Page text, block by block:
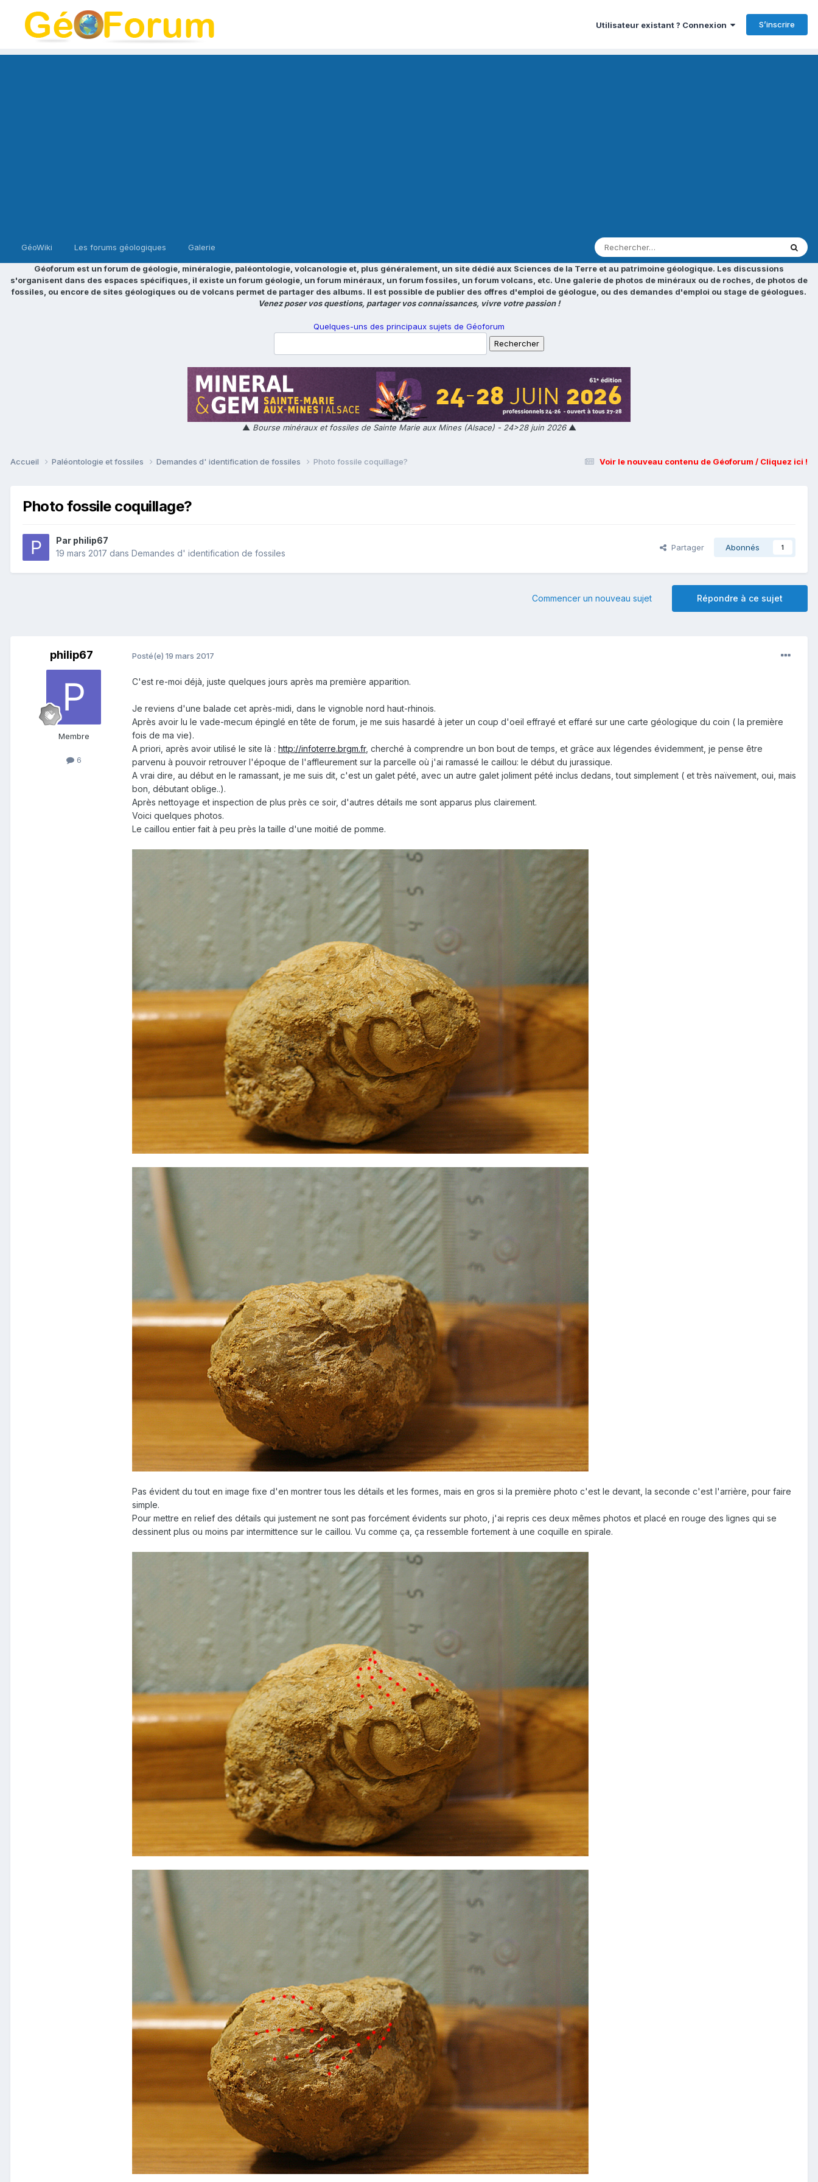
Utilisateur existant ? Connexion S’inscrire
GéoWiki Les forums géologiques Galerie
Géoforum est un forum de géologie, minéralogie, paléontologie, volcanologie et, plus généralement, un site dédié aux Sciences de la Terre et au patrimoine géologique. Les discussions
s'organisent dans des espaces spécifiques, il existe un forum géologie, un forum minéraux, un forum fossiles, un forum volcans, etc. Une galerie de photos de minéraux ou de roches, de photos de
fossiles, ou encore de sites géologiques ou de volcans permet de partager des albums. Il est possible de publier des offres d'emploi de géologue, ou des demandes d'emploi ou stage de géologues.
Venez poser vos questions, partager vos connaissances, vivre votre passion !
Quelques-uns des principaux sujets de Géoforum
▲ Bourse minéraux et fossiles de Sainte Marie aux Mines (Alsace) - 24>28 juin 2026▲
Voir le nouveau contenu de Géoforum / Cliquez ici !
Accueil Paléontologie et fossiles Demandes d' identification de fossiles Photo fossile coquillage?
Photo fossile coquillage?
Par philip67
19 mars 2017 dans Demandes d' identification de fossiles
Partager Abonnés 1
Répondre à ce sujet
Commencer un nouveau sujet
philip67
Membre
6
Posté(e) 19 mars 2017
C'est re-moi déjà, juste quelques jours après ma première apparition.
Je reviens d'une balade cet après-midi, dans le vignoble nord haut-rhinois.
Après avoir lu le vade-mecum épinglé en tête de forum, je me suis hasardé à jeter un coup d'oeil effrayé et effaré sur une carte géologique du coin ( la première
fois de ma vie).
A priori, après avoir utilisé le site là : http://infoterre.brgm.fr, cherché à comprendre un bon bout de temps, et grâce aux légendes évidemment, je pense être
parvenu à pouvoir retrouver l'époque de l'affleurement sur la parcelle où j'ai ramassé le caillou: le début du jurassique.
A vrai dire, au début en le ramassant, je me suis dit, c'est un galet pété, avec un autre galet joliment pété inclus dedans, tout simplement ( et très naïvement, oui, mais
bon, débutant oblige..).
Après nettoyage et inspection de plus près ce soir, d'autres détails me sont apparus plus clairement.
Voici quelques photos.
Le caillou entier fait à peu près la taille d'une moitié de pomme.
Pas évident du tout en image fixe d'en montrer tous les détails et les formes, mais en gros si la première photo c'est le devant, la seconde c'est l'arrière, pour faire
simple.
Pour mettre en relief des détails qui justement ne sont pas forcément évidents sur photo, j'ai repris ces deux mêmes photos et placé en rouge des lignes qui se
dessinent plus ou moins par intermittence sur le caillou. Vu comme ça, ça ressemble fortement à une coquille en spirale.